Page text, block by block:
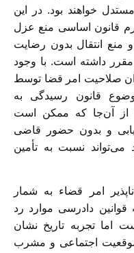
خواهند بود. در این
اساسی منع عزل
انتقال بدون رضایت
داشته است. با وجود
صلاحیت امر قضا توسط
قانون رسیدگی به
صلاحیت قضات مصوب ۱۳۷۶/۳/۱ از آن‌جا که ممکن است
و بدون حضور قاضی
نسبت به تأمین
امر قضاء به شمار
دادرسی موارد رد
اما تجربه تاریخ نشان
اجتماعی و مشرب